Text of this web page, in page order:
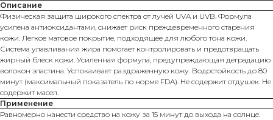
Описание
Физическая защита широкого спектра от лучей UVA и UVB. Формула
усилена антиоксидантами, снижает риск преждевременного старения
кожи. Легкое матовое покрытие, подходящее для любого тона кожи.
Система улавливания жира помогает контролировать и предотвращать
жирный блеск кожи. Усиленная формула, предупреждающая деградацию
волокон эластина. Успокаивает раздраженную кожу. Водостойкость до 80
минут (максимальный показатель по норме FDA). Не содержит отдушек. Не
содержит масел.
Применение
Равномерно нанести средство на кожу за 15 минут до выхода на солнце.